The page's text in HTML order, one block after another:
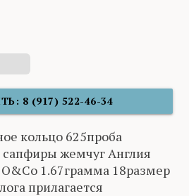
8 (917) 522-46-34
кольцо 625проба
сапфиры жемчуг Англия
1.67грамма 18размер
прилагается